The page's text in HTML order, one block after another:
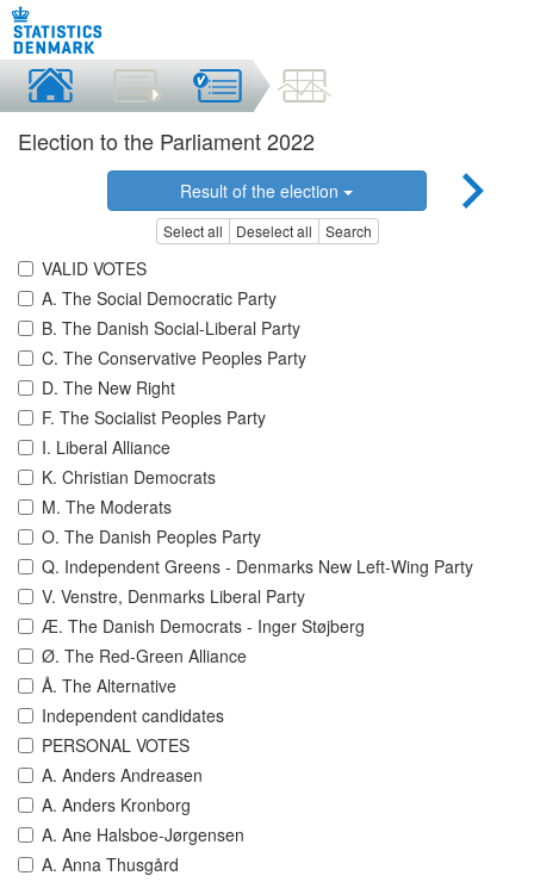
Election to the Parliament 2022
Result of the election
Select all Deselect all Search
VALID VOTES
A. The Social Democratic Party
B. The Danish Social-Liberal Party
C. The Conservative Peoples Party
D. The New Right
F. The Socialist Peoples Party
I. Liberal Alliance
K. Christian Democrats
M. The Moderats
O. The Danish Peoples Party
Q. Independent Greens - Denmarks New Left-Wing Party
V. Venstre, Denmarks Liberal Party
Æ. The Danish Democrats - Inger Støjberg
Ø. The Red-Green Alliance
Å. The Alternative
Independent candidates
PERSONAL VOTES
A. Anders Andreasen
A. Anders Kronborg
A. Ane Halsboe-Jørgensen
A. Anna Thusgård